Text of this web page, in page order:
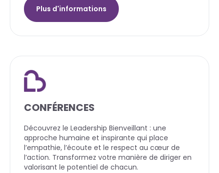
Plus d'informations
CONFÉRENCES
Découvrez le Leadership Bienveillant : une
approche humaine et inspirante qui place
l’empathie, l’écoute et le respect au cœur de
l’action. Transformez votre manière de diriger en
valorisant le potentiel de chacun.